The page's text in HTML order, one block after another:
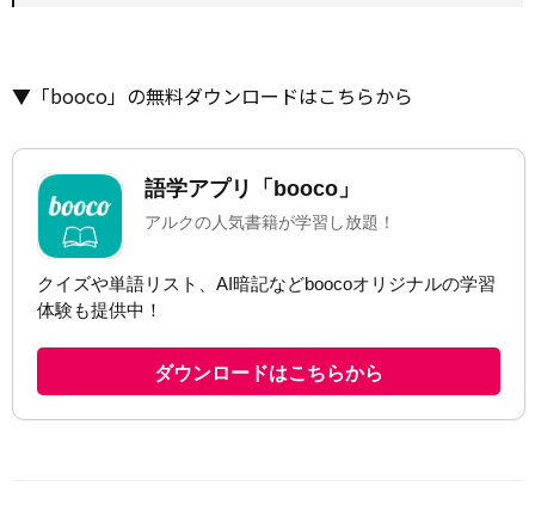
▼「booco」の無料ダウンロードはこちらから